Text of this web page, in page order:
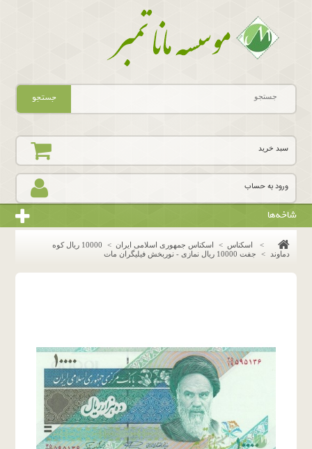
ورود به حساب
سبد خرید
جستجو
شاخه‌ها
> اسکناس > اسکناس جمهوری اسلامی ایران >
10000 ریال کوه
دماوند
> جفت 10000 ریال نمازی - نوربخش فیلیگران مات